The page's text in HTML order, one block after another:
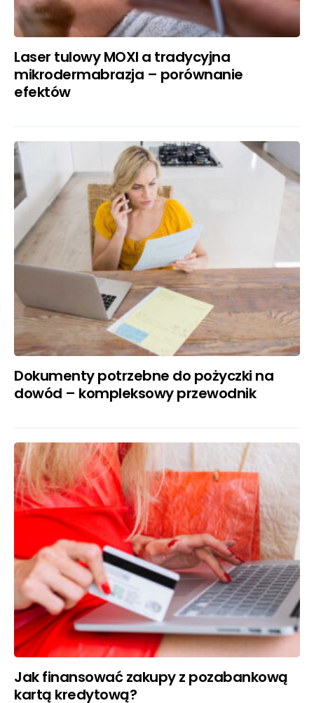
Laser tulowy MOXI a tradycyjna
mikrodermabrazja – porównanie
efektów
Dokumenty potrzebne do pożyczki na
dowód – kompleksowy przewodnik
Jak finansować zakupy z pozabankową
kartą kredytową?